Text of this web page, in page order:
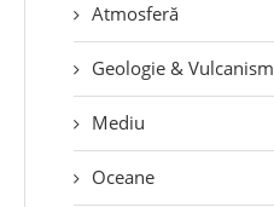
Atmosferă
Geologie & Vulcanism
Mediu
Oceane